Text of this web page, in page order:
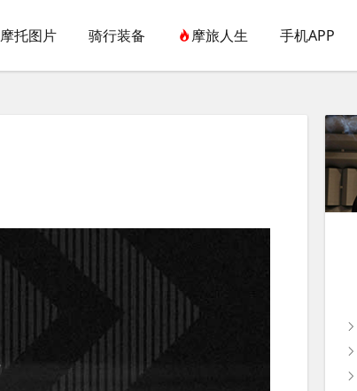
摩托图片 骑行装备 摩旅人生 手机APP